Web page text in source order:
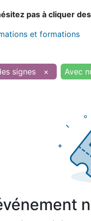
pas à cliquer
et formations
signes × Avec